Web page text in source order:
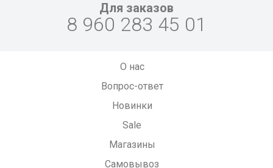
Для заказов
8 960 283 45 01
О нас
Вопрос-ответ
Новинки
Sale
Магазины
Самовывоз